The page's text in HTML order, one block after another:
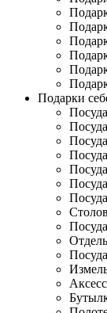
Подарки